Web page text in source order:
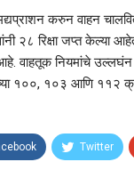
करुन वाहन
२८ रिक्षा जप्त
वाहतूक नियमांचे उल्लघंन
१००, १०३ आणि ११२
Twitter